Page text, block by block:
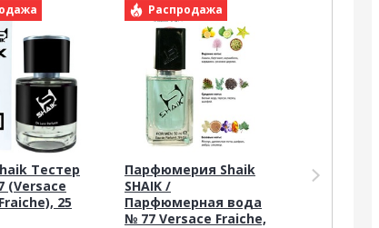
Тестер
(Versace
25
Распродажа
Парфюмерия Shaik
SHAIK /
Парфюмерная вода
№ 77 Versace Fraiche,
Silvana